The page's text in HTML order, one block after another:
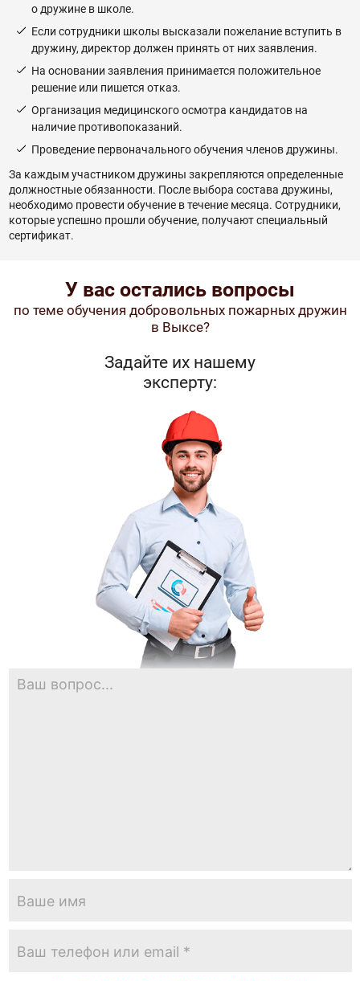
о дружине в школе.
Если сотрудники школы высказали пожелание вступить в
дружину, директор должен принять от них заявления.
На основании заявления принимается положительное
решение или пишется отказ.
Организация медицинского осмотра кандидатов на
наличие противопоказаний.
Проведение первоначального обучения членов дружины.
За каждым участником дружины закрепляются определенные
должностные обязанности. После выбора состава дружины,
необходимо провести обучение в течение месяца. Сотрудники,
которые успешно прошли обучение, получают специальный
сертификат.
У вас остались вопросы
по теме обучения добровольных пожарных дружин
в Выксе?
Задайте их нашему
эксперту: